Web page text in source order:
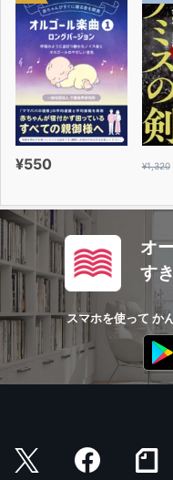
¥550 ¥1,320
オ
す
スマホを使って か